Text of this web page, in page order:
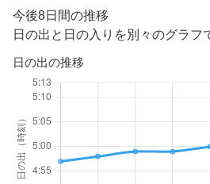
今後8日間の推移
日の出と日の入りを別々のグラフ
日の出の推移